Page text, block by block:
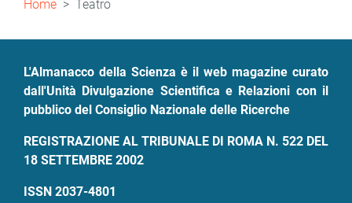
Home Teatro
L'Almanacco della Scienza è il web magazine curato
dall'Unità Divulgazione Scientifica e Relazioni con il
pubblico del Consiglio Nazionale delle Ricerche
REGISTRAZIONE AL TRIBUNALE DI ROMA N. 522 DEL
18 SETTEMBRE 2002
ISSN 2037-4801